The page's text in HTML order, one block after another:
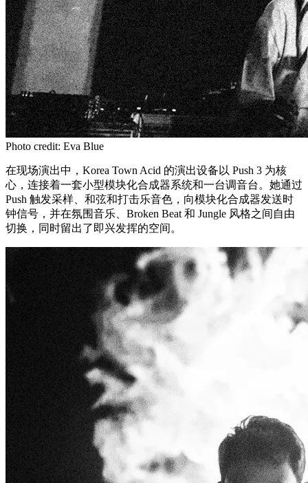
Photo credit: Eva Blue
在现场演出中，Korea Town Acid 的演出设备以 Push 3 为核
心，连接着一套小型模块化合成器系统和一台调音台。她通过
Push 触发采样、和弦和打击乐音色，向模块化合成器发送时
钟信号，并在氛围音乐、Broken Beat 和 Jungle 风格之间自由
切换，同时留出了即兴发挥的空间。